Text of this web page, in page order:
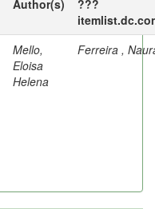
Author(s)
???
Mello,
Eloisa
Helena
Ferreira ,